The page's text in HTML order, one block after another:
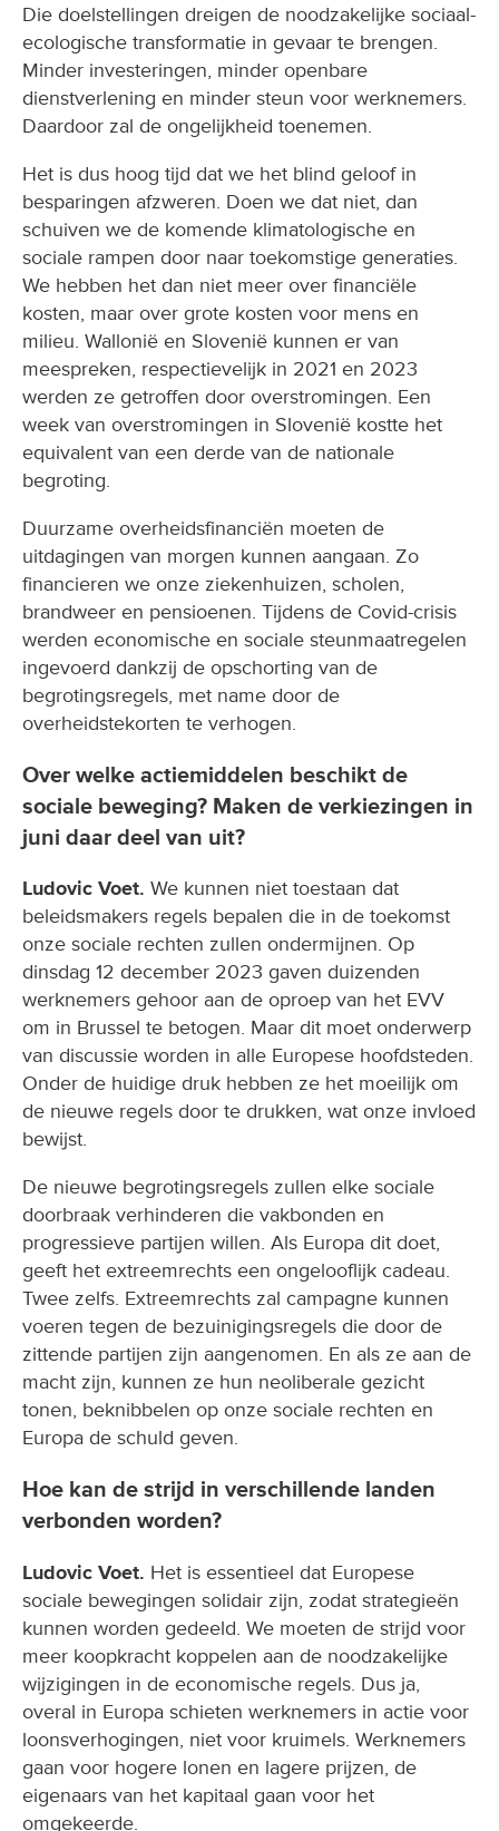
Die doelstellingen dreigen de noodzakelijke sociaal-
ecologische transformatie in gevaar te brengen.
Minder investeringen, minder openbare
dienstverlening en minder steun voor werknemers.
Daardoor zal de ongelijkheid toenemen.
Het is dus hoog tijd dat we het blind geloof in
besparingen afzweren. Doen we dat niet, dan
schuiven we de komende klimatologische en
sociale rampen door naar toekomstige generaties.
We hebben het dan niet meer over financiële
kosten, maar over grote kosten voor mens en
milieu. Wallonië en Slovenië kunnen er van
meespreken, respectievelijk in 2021 en 2023
werden ze getroffen door overstromingen. Een
week van overstromingen in Slovenië kostte het
equivalent van een derde van de nationale
begroting.
Duurzame overheidsfinanciën moeten de
uitdagingen van morgen kunnen aangaan. Zo
financieren we onze ziekenhuizen, scholen,
brandweer en pensioenen. Tijdens de Covid-crisis
werden economische en sociale steunmaatregelen
ingevoerd dankzij de opschorting van de
begrotingsregels, met name door de
overheidstekorten te verhogen.
Over welke actiemiddelen beschikt de
sociale beweging? Maken de verkiezingen in
juni daar deel van uit?
Ludovic Voet. We kunnen niet toestaan dat
beleidsmakers regels bepalen die in de toekomst
onze sociale rechten zullen ondermijnen. Op
dinsdag 12 december 2023 gaven duizenden
werknemers gehoor aan de oproep van het EVV
om in Brussel te betogen. Maar dit moet onderwerp
van discussie worden in alle Europese hoofdsteden.
Onder de huidige druk hebben ze het moeilijk om
de nieuwe regels door te drukken, wat onze invloed
bewijst.
De nieuwe begrotingsregels zullen elke sociale
doorbraak verhinderen die vakbonden en
progressieve partijen willen. Als Europa dit doet,
geeft het extreemrechts een ongelooflijk cadeau.
Twee zelfs. Extreemrechts zal campagne kunnen
voeren tegen de bezuinigingsregels die door de
zittende partijen zijn aangenomen. En als ze aan de
macht zijn, kunnen ze hun neoliberale gezicht
tonen, beknibbelen op onze sociale rechten en
Europa de schuld geven.
Hoe kan de strijd in verschillende landen
verbonden worden?
Ludovic Voet. Het is essentieel dat Europese
sociale bewegingen solidair zijn, zodat strategieën
kunnen worden gedeeld. We moeten de strijd voor
meer koopkracht koppelen aan de noodzakelijke
wijzigingen in de economische regels. Dus ja,
overal in Europa schieten werknemers in actie voor
loonsverhogingen, niet voor kruimels. Werknemers
gaan voor hogere lonen en lagere prijzen, de
eigenaars van het kapitaal gaan voor het
omgekeerde.